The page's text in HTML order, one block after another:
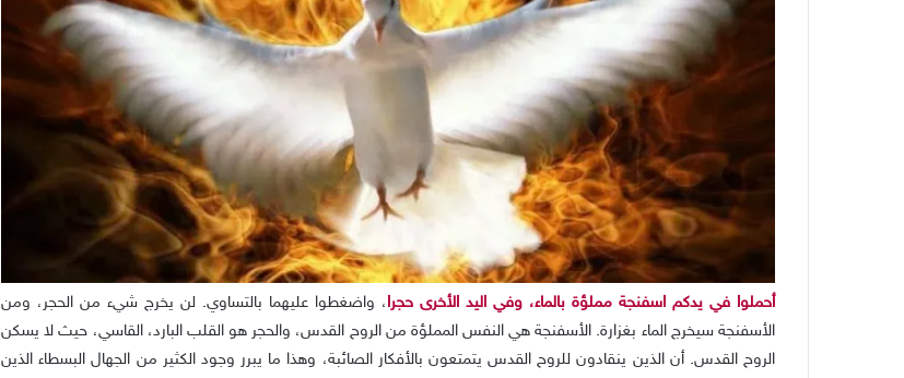
أحملوا في يدكم اسفنجة مملؤة بالماء، وفي اليد الأخرى حجرا، واضغطوا عليهما بالتساوي. لن يخرج شيء من الحجر، ومن
الأسفنجة سيخرج الماء بغزارة. الأسفنجة هي النفس المملؤة من الروح القدس، والحجر هو القلب البارد، القاسي، حيث لا يسكن
الروح القدس. أن الذين ينقادون للروح القدس يتمتعون بالأفكار الصائبة، وهذا ما يبرر وجود الكثير من الجهال البسطاء الذين